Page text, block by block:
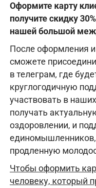
Оформите карту
получите скидку
нашей большой
После оформления
сможете
в телеграм, где
круглогодичную
участвовать в
получать
оздоровлении, и
единомышленников,
продленную
Чтобы оформить
человеку, который